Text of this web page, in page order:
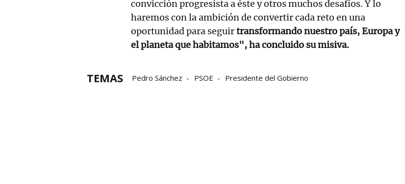
convicción progresista a éste y otros muchos desafíos. Y lo
haremos con la ambición de convertir cada reto en una
oportunidad para seguirtransformando nuestro país, Europa y
el planeta que habitamos", ha concluido su misiva.
TEMAS Pedro Sánchez PSOE Presidente del Gobierno